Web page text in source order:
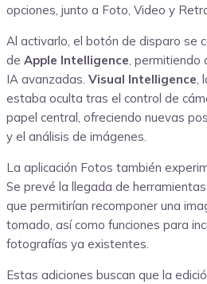
opciones, junto a Foto, Video y
Al activarlo, el botón de disparo se
de Apple Intelligence, permitiendo
IA avanzadas. Visual Intelligence,
estaba oculta tras el control de
papel central, ofreciendo nuevas
y el análisis de imágenes.
La aplicación Fotos también
Se prevé la llegada de
que permitirían recomponer una
tomado, así como funciones para
fotografías ya existentes.
Estas adiciones buscan que la